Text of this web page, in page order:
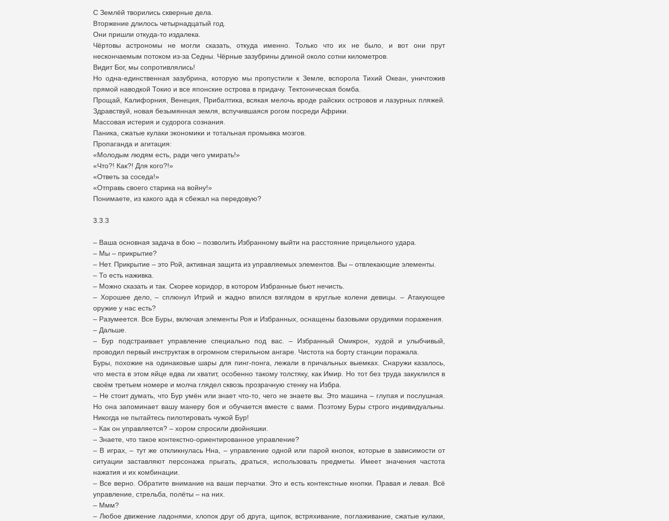
С Землёй творились скверные дела.
Вторжение длилось четырнадцатый год.
Они пришли откуда-то издалека.
Чёртовы астрономы не могли сказать, откуда именно. Только что их не было, и вот они прут
нескончаемым потоком из-за Седны. Чёрные зазубрины длиной около сотни километров.
Видит Бог, мы сопротивлялись!
Но одна-единственная зазубрина, которую мы пропустили к Земле, вспорола Тихий Океан, уничтожив
прямой наводкой Токио и все японские острова в придачу. Тектоническая бомба.
Прощай, Калифорния, Венеция, Прибалтика, всякая мелочь вроде райских островов и лазурных пляжей.
Здравствуй, новая безымянная земля, вспучившаяся рогом посреди Африки.
Массовая истерия и судорога сознания.
Паника, сжатые кулаки экономики и тотальная промывка мозгов.
Пропаганда и агитация:
«Молодым людям есть, ради чего умирать!»
«Что?! Как?! Для кого?!»
«Ответь за соседа!»
«Отправь своего старика на войну!»
Понимаете, из какого ада я сбежал на передовую?
3.3.3
– Ваша основная задача в бою – позволить Избранному выйти на расстояние прицельного удара.
– Мы – прикрытие?
– Нет. Прикрытие – это Рой, активная защита из управляемых элементов. Вы – отвлекающие элементы.
– То есть наживка.
– Можно сказать и так. Скорее коридор, в котором Избранные бьют нечисть.
– Хорошее дело, – сплюнул Итрий и жадно впился взглядом в круглые колени девицы. – Атакующее
оружие у нас есть?
– Разумеется. Все Буры, включая элементы Роя и Избранных, оснащены базовыми орудиями поражения.
– Дальше.
– Бур подстраивает управление специально под вас. – Избранный Омикрон, худой и улыбчивый,
проводил первый инструктаж в огромном стерильном ангаре. Чистота на борту станции поражала.
Буры, похожие на одинаковые шары для пинг-понга, лежали в причальных выемках. Снаружи казалось,
что места в этом яйце едва ли хватит, особенно такому толстяку, как Имир. Но тот без труда закуклился в
своём третьем номере и молча глядел сквозь прозрачную стенку на Избра.
– Не стоит думать, что Бур умён или знает что-то, чего не знаете вы. Это машина – глупая и послушная.
Но она запоминает вашу манеру боя и обучается вместе с вами. Поэтому Буры строго индивидуальны.
Никогда не пытайтесь пилотировать чужой Бур!
– Как он управляется? – хором спросили двойняшки.
– Знаете, что такое контекстно-ориентированное управление?
– В играх, – тут же откликнулась Нна, – управление одной или парой кнопок, которые в зависимости от
ситуации заставляют персонажа прыгать, драться, использовать предметы. Имеет значения частота
нажатия и их комбинации.
– Все верно. Обратите внимание на ваши перчатки. Это и есть контекстные кнопки. Правая и левая. Всё
управление, стрельба, полёты – на них.
– Ммм?
– Любое движение ладонями, хлопок друг об друга, щипок, встряхивание, поглаживание, сжатые кулаки,